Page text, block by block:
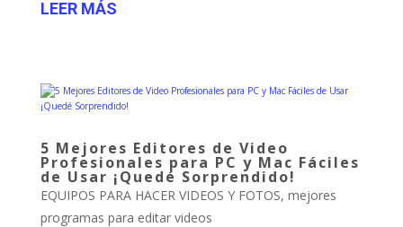
LEER MÁS
5 Mejores Editores de Video
Profesionales para PC y Mac Fáciles
de Usar ¡Quedé Sorprendido!
EQUIPOS PARA HACER VIDEOS Y FOTOS, mejores
programas para editar videos